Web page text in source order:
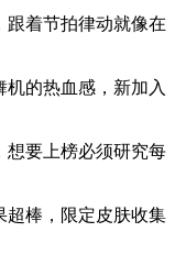
跟着节拍律动就像在
机的热血感，新加入
想要上榜必须研究每
超棒，限定皮肤收集